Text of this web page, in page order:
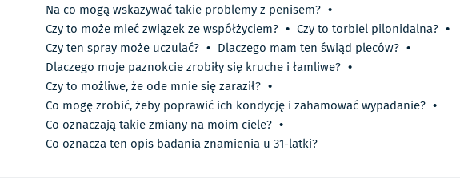
Na co mogą wskazywać takie problemy z penisem? •
Czy to może mieć związek ze współżyciem? • Czy to torbiel pilonidalna? •
Czy ten spray może uczulać? • Dlaczego mam ten świąd pleców? •
Dlaczego moje paznokcie zrobiły się kruche i łamliwe? •
Czy to możliwe, że ode mnie się zaraził? •
Co mogę zrobić, żeby poprawić ich kondycję i zahamować wypadanie? •
Co oznaczają takie zmiany na moim ciele? •
Co oznacza ten opis badania znamienia u 31-latki?